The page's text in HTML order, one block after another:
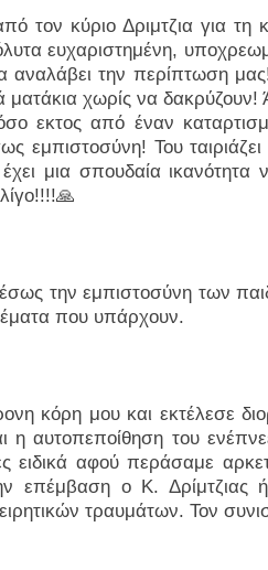
τον κύριο Δριμτζια για τη
ευχαριστημένη,
αναλάβει την περίπτωση
ματάκια χωρίς να
εκτος από έναν
Του ταιριάζει
μια σπουδαία
την εμπιστοσύνη των
που υπάρχουν.
κόρη μου και εκτέλεσε
η αυτοπεποίθηση του
ειδικά αφού περάσαμε
επέμβαση ο Κ. Δρίμτζιας
τραυμάτων. Τον